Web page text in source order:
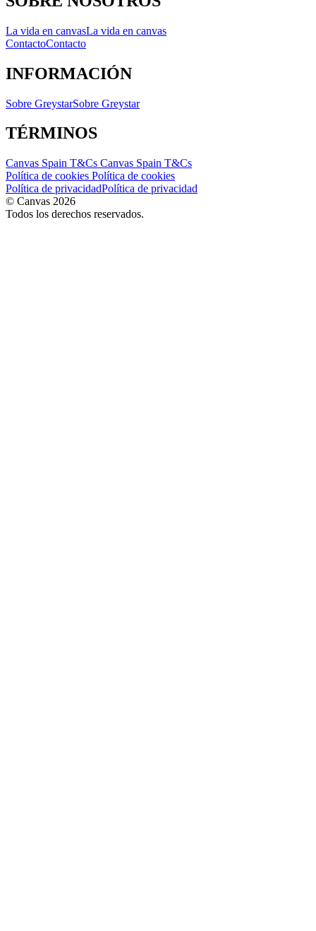
La vida en canvasLa vida en canvas
ContactoContacto
INFORMACIÓN
Sobre GreystarSobre Greystar
TÉRMINOS
Canvas Spain T&Cs Canvas Spain T&Cs
Política de cookies Política de cookies
Política de privacidadPolítica de privacidad
© Canvas 2026
Todos los derechos reservados.